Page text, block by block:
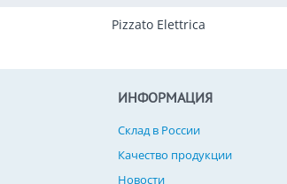
Pizzato Elettrica
ИНФОРМАЦИЯ
Склад в России
Качество продукции
Новости